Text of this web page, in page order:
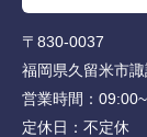
〒830-0037
福岡県久留米市
営業時間：
定休日： 不定休